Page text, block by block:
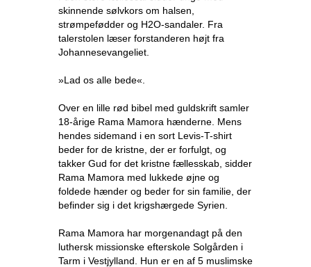
skinnende sølvkors om halsen,
strømpefødder og H2O-sandaler. Fra
talerstolen læser forstanderen højt fra
Johannesevangeliet.
»Lad os alle bede«.
Over en lille rød bibel med guldskrift samler
18-årige Rama Mamora hænderne. Mens
hendes sidemand i en sort Levis-T-shirt
beder for de kristne, der er forfulgt, og
takker Gud for det kristne fællesskab, sidder
Rama Mamora med lukkede øjne og
foldede hænder og beder for sin familie, der
befinder sig i det krigshærgede Syrien.
Rama Mamora har morgenandagt på den
luthersk missionske efterskole Solgården i
Tarm i Vestjylland. Hun er en af 5 muslimske